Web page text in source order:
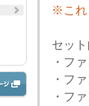
※これ
セッ
・フ
・フ
・フ